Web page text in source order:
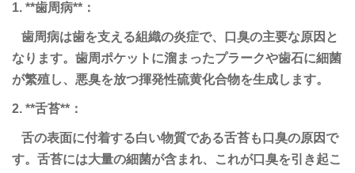
1. **歯周病**：
歯周病は歯を支える組織の炎症で、口臭の主要な原因と
なります。歯周ポケットに溜まったプラークや歯石に細菌
が繁殖し、悪臭を放つ揮発性硫黄化合物を生成します。
2. **舌苔**：
舌の表面に付着する白い物質である舌苔も口臭の原因で
す。舌苔には大量の細菌が含まれ、これが口臭を引き起こ